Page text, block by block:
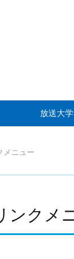
放送大学
メニュー
ンクメ